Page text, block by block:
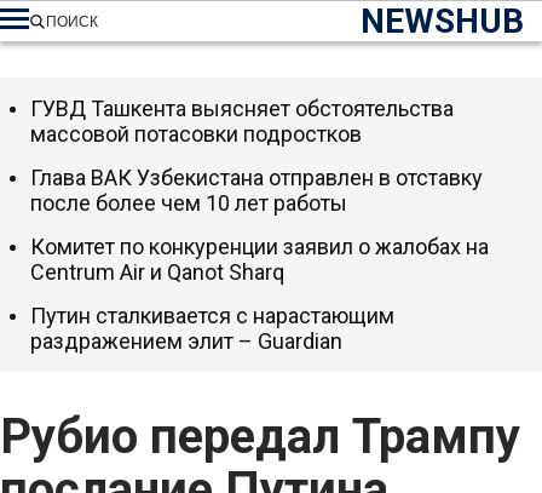
NEWSHUB
ПОИСК
Рубио передал Трампу
ГУВД Ташкента выясняет обстоятельства
массовой потасовки подростков
Глава ВАК Узбекистана отправлен в отставку
после более чем 10 лет работы
Комитет по конкуренции заявил о жалобах на
Centrum Air и Qanot Sharq
Путин сталкивается с нарастающим
раздражением элит – Guardian